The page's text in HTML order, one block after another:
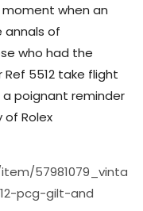
when an
annals of
who had the
5512 take flight
poignant reminder
Rolex
57981079_vinta
pcg-gilt-and